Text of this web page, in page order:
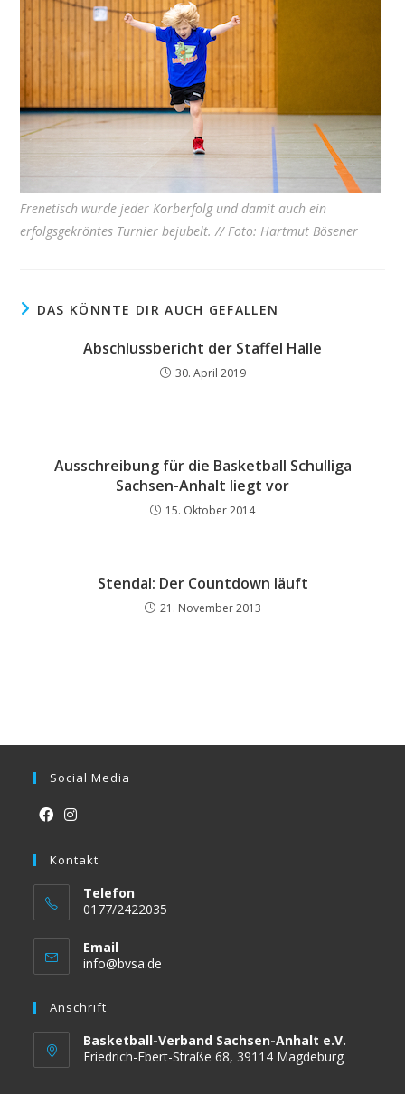
Frenetisch wurde jeder Korberfolg und damit auch ein
erfolgsgekröntes Turnier bejubelt. // Foto: Hartmut Bösener
DAS KÖNNTE DIR AUCH GEFALLEN
Abschlussbericht der Staffel Halle
30. April 2019
Ausschreibung für die Basketball Schulliga
Sachsen-Anhalt liegt vor
15. Oktober 2014
Stendal: Der Countdown läuft
21. November 2013
Social Media
a
new
in
a
new
Kontakt
Telefon
0177/2422035
Email
info@bvsa.de
Anschrift
Basketball-Verband Sachsen-Anhalt e.V.
Friedrich-Ebert-Straße 68, 39114 Magdeburg